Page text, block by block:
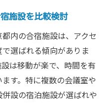
施設を比較検討
内の合宿施設は、アクセ
選ばれる傾向がありま
は移動が楽で、時間を有
す。特に複数の会議室や
設の宿泊施設が選ばれや